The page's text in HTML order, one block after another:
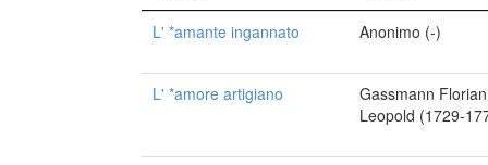
L' *amante ingannato
Anonimo (-)
L' *amore artigiano
Gassmann Florian
Leopold (1729-